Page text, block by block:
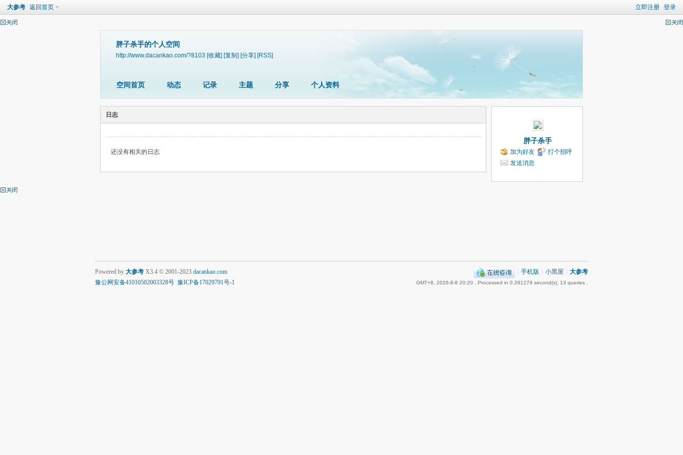
立即注册 登录
大参考 返回首页
胖子杀手的个人空间
http://www.dacankao.com/?8103 [收藏] [复制] [分享] [RSS]
空间首页 动态 记录 主题 分享 个人资料
日志
还没有相关的日志
胖子杀手
加为好友
打个招呼
发送消息
手机版 小黑屋 大参考
GMT+8, 2026-8-8 20:20 , Processed in 0.281279 second(s), 13 queries .
Powered by 大参考 X3.4 © 2001-2023 dacankao.com
豫公网安备41010502003328号 豫ICP备17029791号-1